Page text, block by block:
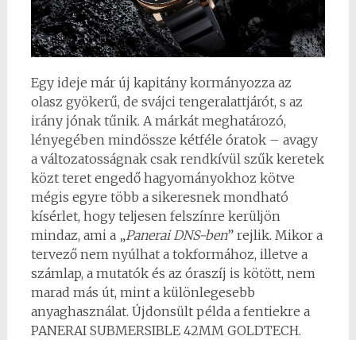
Egy ideje már új kapitány kormányozza az
olasz gyökerű, de svájci tengeralattjárót, s az
irány jónak tűnik. A márkát meghatározó,
lényegében mindössze kétféle óratok – avagy
a változatosságnak csak rendkívül szűk keretek
közt teret engedő hagyományokhoz kötve
mégis egyre több a sikeresnek mondható
kísérlet, hogy teljesen felszínre kerüljön
mindaz, ami a „Panerai DNS-ben” rejlik. Mikor a
tervező nem nyúlhat a tokformához, illetve a
számlap, a mutatók és az óraszíj is kötött, nem
marad más út, mint a különlegesebb
anyaghasználat. Újdonsült példa a fentiekre a
PANERAI SUBMERSIBLE 42MM GOLDTECH.